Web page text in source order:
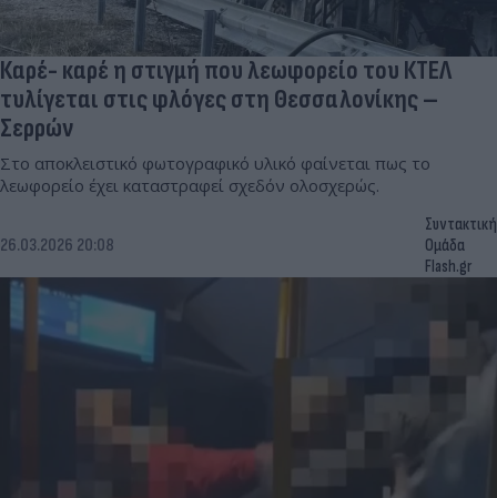
Καρέ- καρέ η στιγμή που λεωφορείο του ΚΤΕΛ
τυλίγεται στις φλόγες στη Θεσσαλονίκης –
Σερρών
Στο αποκλειστικό φωτογραφικό υλικό φαίνεται πως το
λεωφορείο έχει καταστραφεί σχεδόν ολοσχερώς.
26.03.2026 20:08
Συντακτική
Ομάδα
Flash.gr